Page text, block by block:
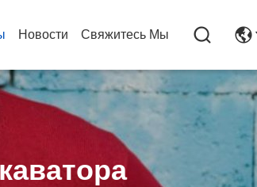
Новости Свяжитесь Мы